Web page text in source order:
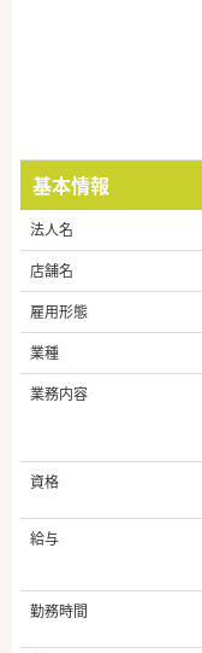
基本情報
法人名
店舗名
雇用形態
業種
業務内容
資格
給与
勤務時間